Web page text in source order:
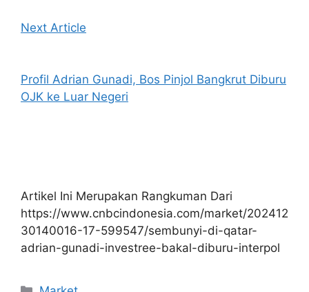
Next Article
Profil Adrian Gunadi, Bos Pinjol Bangkrut Diburu
OJK ke Luar Negeri
Artikel Ini Merupakan Rangkuman Dari
https://www.cnbcindonesia.com/market/202412
30140016-17-599547/sembunyi-di-qatar-
adrian-gunadi-investree-bakal-diburu-interpol
Kategori